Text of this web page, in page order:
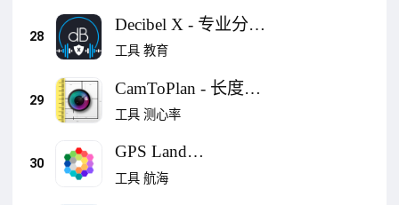
28
Decibel X - 专业分贝
仪噪声检测计和声压
工具 教育
29
CamToPlan - 长度测
量 图则
工具 测心率
30
GPS Land
Measurement &
工具 航海